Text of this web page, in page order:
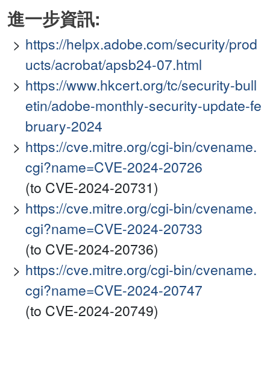
進一步資訊:
https://helpx.adobe.com/security/prod
ucts/acrobat/apsb24-07.html
https://www.hkcert.org/tc/security-bull
etin/adobe-monthly-security-update-fe
bruary-2024
https://cve.mitre.org/cgi-bin/cvename.
cgi?name=CVE-2024-20726
(to CVE-2024-20731)
https://cve.mitre.org/cgi-bin/cvename.
cgi?name=CVE-2024-20733
(to CVE-2024-20736)
https://cve.mitre.org/cgi-bin/cvename.
cgi?name=CVE-2024-20747
(to CVE-2024-20749)